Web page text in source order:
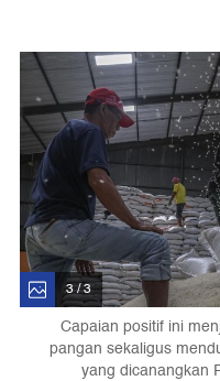
3 / 3
Capaian positif ini
pangan sekaligus
yang dicanangkan